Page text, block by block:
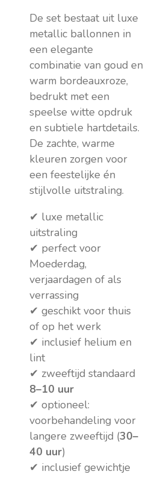
De set bestaat uit luxe
metallic ballonnen in
een elegante
combinatie van goud en
warm bordeauxroze,
bedrukt met een
speelse witte opdruk
en subtiele hartdetails.
De zachte, warme
kleuren zorgen voor
een feestelijke én
stijlvolle uitstraling.
✔ luxe metallic
uitstraling
✔ perfect voor
Moederdag,
verjaardagen of als
verrassing
✔ geschikt voor thuis
of op het werk
✔ inclusief helium en
lint
✔ zweeftijd standaard
8–10 uur
✔ optioneel:
voorbehandeling voor
langere zweeftijd (30–
40 uur)
✔ inclusief gewichtje